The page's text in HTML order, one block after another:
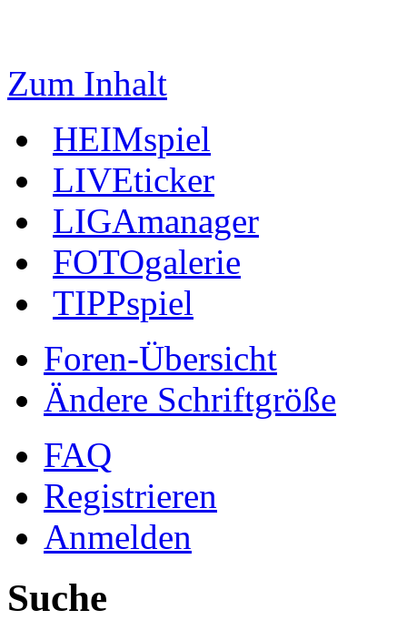
Zum Inhalt
HEIMspiel
LIVEticker
LIGAmanager
FOTOgalerie
TIPPspiel
Foren-Übersicht
Ändere Schriftgröße
FAQ
Registrieren
Anmelden
Suche